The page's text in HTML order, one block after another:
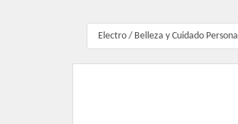
Electro / Belleza y Cuidado Personal